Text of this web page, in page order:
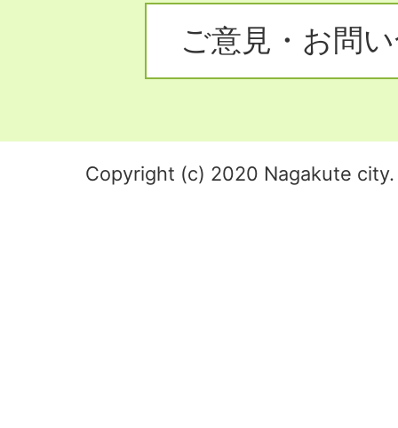
ご意見・お問
Copyright (c) 2020 Nagakute